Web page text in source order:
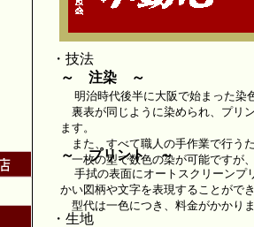
・技法
～ 注染 ～
明治時代後半に大阪で始まった染
裏表が同じように染められ、プリ
ます。
また、すべて職人の手作業で行う
一枚の型で数色の染が可能ですが
～ プリント ～
手拭の表面にオートスクリーンプ
かい図柄や文字を表現することがで
型代は一色につき、料金がかかり
・生地